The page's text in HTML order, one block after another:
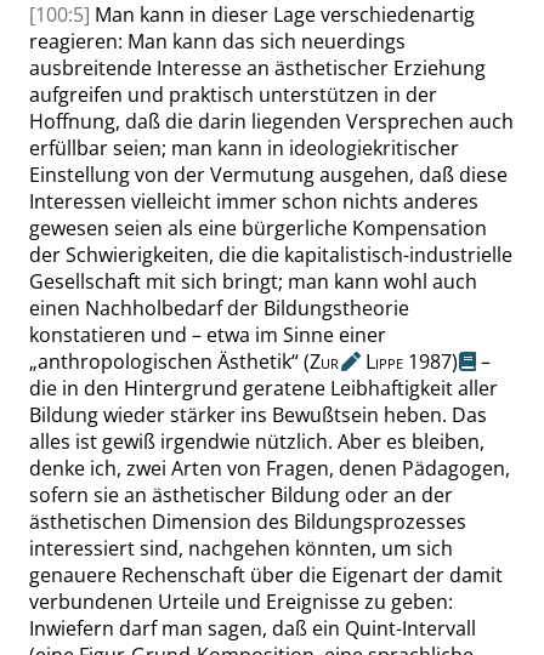
[100:5] Man kann in dieser Lage verschiedenartig
reagieren: Man kann das sich neuerdings
ausbreitende Interesse an ästhetischer Erziehung
aufgreifen und praktisch unterstützen in der
Hoffnung, daß die darin liegenden Versprechen auch
erfüllbar seien; man kann in ideologiekritischer
Einstellung von der Vermutung ausgehen, daß diese
Interessen vielleicht immer schon nichts anderes
gewesen seien als eine bürgerliche Kompensation
der Schwierigkeiten, die die kapitalistisch-industrielle
Gesellschaft mit sich bringt; man kann wohl auch
einen Nachholbedarf der Bildungstheorie
konstatieren und – etwa im Sinne einer
„anthropologischen Ästhetik“(Zur Lippe1987)
–
die in den Hintergrund geratene Leibhaftigkeit aller
Bildung wieder stärker ins Bewußtsein heben. Das
alles ist gewiß irgendwie nützlich. Aber es bleiben,
denke ich, zwei Arten von Fragen, denen Pädagogen,
sofern sie an ästhetischer Bildung oder an der
ästhetischen Dimension des Bildungsprozesses
interessiert sind, nachgehen könnten, um sich
genauere Rechenschaft über die Eigenart der damit
verbundenen Urteile und Ereignisse zu geben:
Inwiefern darf man sagen, daß ein Quint-Intervall